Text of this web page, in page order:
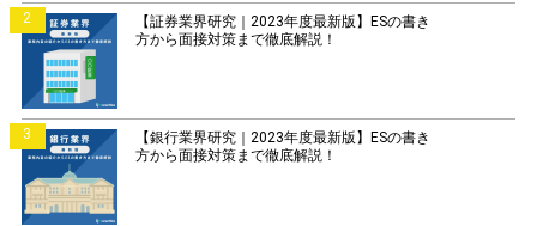
2
【証券業界研究｜2023年度最新版】ESの書き
方から面接対策まで徹底解説！
3
【銀行業界研究｜2023年度最新版】ESの書き
方から面接対策まで徹底解説！